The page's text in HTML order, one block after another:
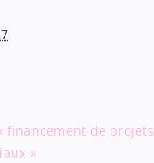
financement de projets
»